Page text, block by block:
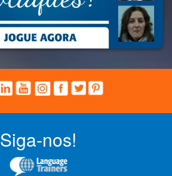
Siga-nos!